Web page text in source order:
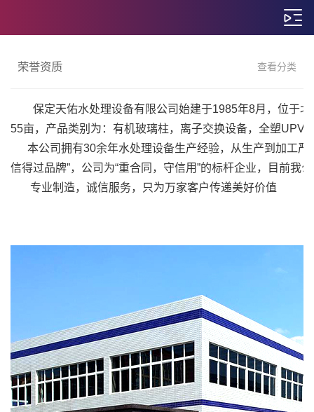
荣誉资质 查看分类
保定天佑水处理设备有限公司始建于1985年8月，位于
55亩，产品类别为：有机玻璃柱，离子交换设备，全塑
本公司拥有30余年水处理设备生产经验，从生产到加工严
信得过品牌”，公司为“重合同，守信用”的标杆企业，目前
专业制造，诚信服务，只为万家客户传递美好价值